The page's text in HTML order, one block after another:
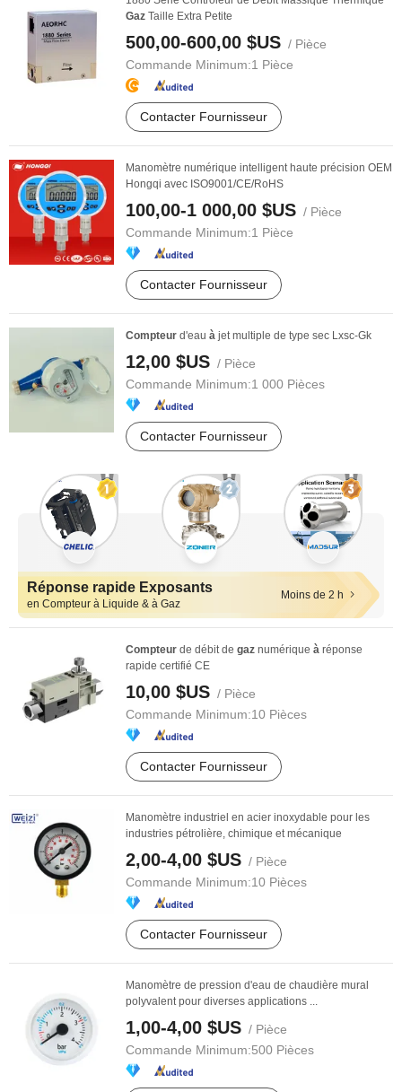
Gaz Taille Extra Petite
500,00-600,00 $US / Pièce
Commande Minimum:1 Pièce
Contacter Fournisseur
Manomètre numérique intelligent haute précision OEM
Hongqi avec ISO9001/CE/RoHS
100,00-1 000,00 $US / Pièce
Commande Minimum:1 Pièce
Contacter Fournisseur
Compteur d'eau à jet multiple de type sec Lxsc-Gk
12,00 $US / Pièce
Commande Minimum:1 000 Pièces
Contacter Fournisseur
Réponse rapide Exposants
en Compteur à Liquide & à Gaz
Moins de 2 h
Compteur de débit de gaz numérique à réponse
rapide certifié CE
10,00 $US / Pièce
Commande Minimum:10 Pièces
Contacter Fournisseur
Manomètre industriel en acier inoxydable pour les
industries pétrolière, chimique et mécanique
2,00-4,00 $US / Pièce
Commande Minimum:10 Pièces
Contacter Fournisseur
Manomètre de pression d'eau de chaudière mural
polyvalent pour diverses applications ...
1,00-4,00 $US / Pièce
Commande Minimum:500 Pièces